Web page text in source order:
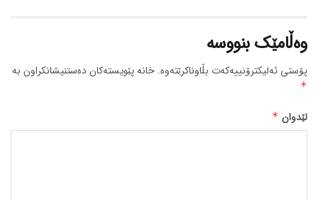
وەڵامێک بنووسە
پۆستی ئەلیکترۆنییەکەت بڵاوناکرێتەوە. خانە پێویستەکان دەستنیشانکراون بە
*
لێدوان *